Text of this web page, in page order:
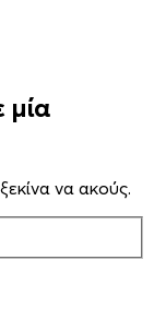
μία
να ακούς.